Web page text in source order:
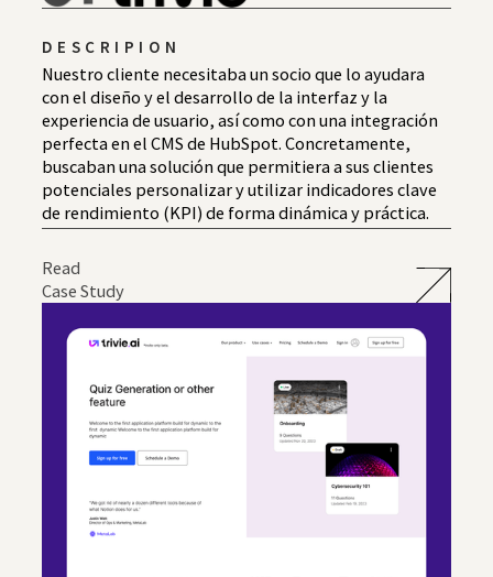
DESCRIPION
Nuestro cliente necesitaba un socio que lo ayudara
con el diseño y el desarrollo de la interfaz y la
experiencia de usuario, así como con una integración
perfecta en el CMS de HubSpot. Concretamente,
buscaban una solución que permitiera a sus clientes
potenciales personalizar y utilizar indicadores clave
de rendimiento (KPI) de forma dinámica y práctica.
Read
Case Study